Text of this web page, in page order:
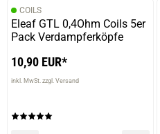
COILS
Eleaf GTL 0,4Ohm Coils 5er
Pack Verdampferköpfe
10,90 EUR*
inkl. MwSt. zzgl. Versand